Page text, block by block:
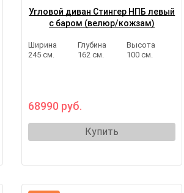
Угловой диван Стингер НПБ левый
с баром (велюр/кожзам)
Ширина
245 см.
Глубина
162 см.
Высота
100 см.
68990 руб.
Купить